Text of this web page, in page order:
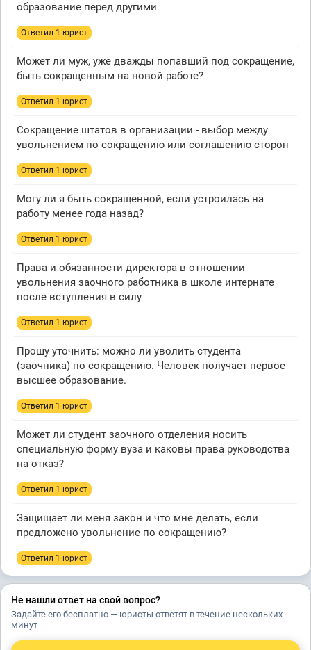
образование перед другими
Ответил 1 юрист
Может ли муж, уже дважды попавший под сокращение,
быть сокращенным на новой работе?
Ответил 1 юрист
Сокращение штатов в организации - выбор между
увольнением по сокращению или соглашению сторон
Ответил 1 юрист
Могу ли я быть сокращенной, если устроилась на
работу менее года назад?
Ответил 1 юрист
Права и обязанности директора в отношении
увольнения заочного работника в школе интернате
после вступления в силу
Ответил 1 юрист
Прошу уточнить: можно ли уволить студента
(заочника) по сокращению. Человек получает первое
высшее образование.
Ответил 1 юрист
Может ли студент заочного отделения носить
специальную форму вуза и каковы права руководства
на отказ?
Ответил 1 юрист
Защищает ли меня закон и что мне делать, если
предложено увольнение по сокращению?
Ответил 1 юрист
Не нашли ответ на свой вопрос?
Задайте его бесплатно — юристы ответят в течение нескольких
минут